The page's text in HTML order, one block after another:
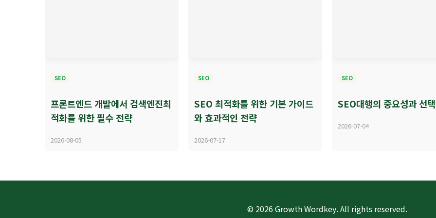
SEO
프론트엔드 개발에서 검색엔진최
적화를 위한 필수 전략
2026-08-05
SEO
SEO 최적화를 위한 기본 가이드
와 효과적인 전략
2026-07-17
SEO
SEO대행의 중요성과 선
2026-07-04
© 2026 Growth Wordkey. All rights reserved.